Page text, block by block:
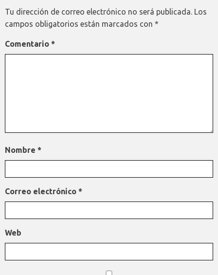
Tu dirección de correo electrónico no será publicada. Los
campos obligatorios están marcados con *
Comentario *
Nombre *
Correo electrónico *
Web